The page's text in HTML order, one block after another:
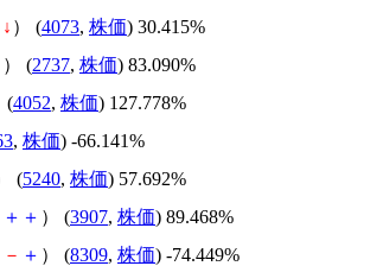
↓ ） (4073, 株価) 30.415%
） (2737, 株価) 83.090%
(4052, 株価) 127.778%
, 株価) -66.141%
(5240, 株価) 57.692%
＋ ＋ ） (3907, 株価) 89.468%
－ ＋ ） (8309, 株価) -74.449%